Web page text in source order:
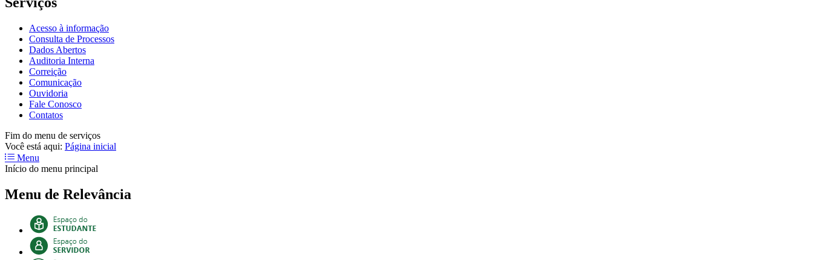
Acesso à informação
Consulta de Processos
Dados Abertos
Auditoria Interna
Correição
Comunicação
Ouvidoria
Fale Conosco
Contatos
Fim do menu de serviços
Você está aqui: Página inicial
Menu
Início do menu principal
Menu de Relevância